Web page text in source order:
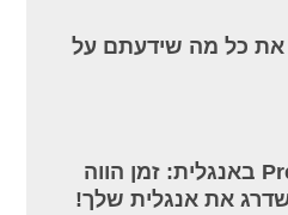
את כל מה שידעתם על
מה זה Present Perfect באנגלית: זמן הווה
את אנגלית שלך!